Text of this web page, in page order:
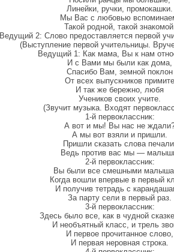
Линейки, ручки, промокашки.
Мы Вас с любовью
Такой родной, такой
Ведущий 2: Слово предоставляется первой
(Выступление первой учительницы.
Ведущий 1: Как мама, Вы к нам
И с Вами мы были как дома,
Спасибо Вам, земной поклон
От всех выпускников примите
И так же бережно, любя
Учеников своих учите.
(Звучит музыка. Входят
1-й первоклассник:
А вот и мы! Вы нас не
А мы вот взяли и пришли.
Пришли сказать слова
Ведь против вас мы —
2-й первоклассник:
Вы были все смешными
Когда вошли впервые в первый
И получив тетрадь с
За парту сели в первый раз.
3-й первоклассник:
Здесь было все, как в чудной
И необъятный класс, и трель
И первое прочитанное слово,
И первая неровная строка.